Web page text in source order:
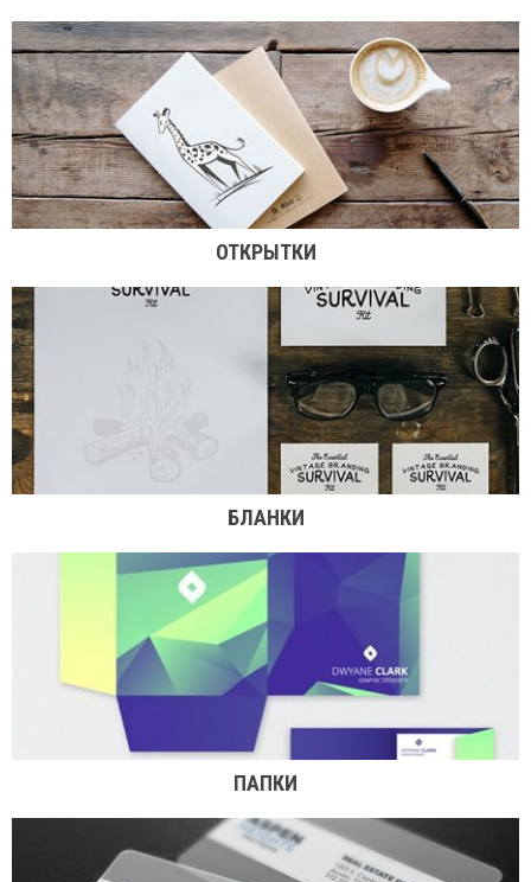
ОТКРЫТКИ
БЛАНКИ
ПАПКИ